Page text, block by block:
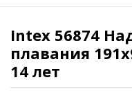
игрушки
Запчасти
Intex 56874
плавания
14 лет